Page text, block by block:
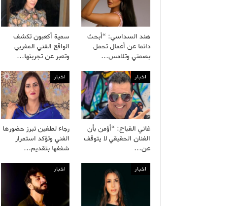
هند السداسي: “أبحث
دائما عن أعمال تحمل
بصمتي وتلامس…
سمية أكعبون تكشف
الواقع الفني المغربي
وتعبر عن تجربتها…
اخبار
غاني القباج: “أؤمن بأن
الفنان الحقيقي لا يتوقف
عن…
اخبار
رجاء لطفين تبرز حضورها
الفني وتؤكد استمرار
شغفها بتقديم…
اخبار اخبار